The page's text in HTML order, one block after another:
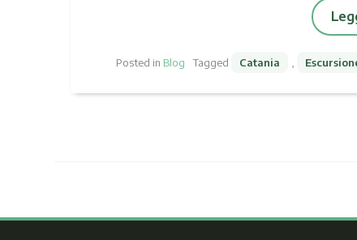
Posted in Blog Tagged Catania